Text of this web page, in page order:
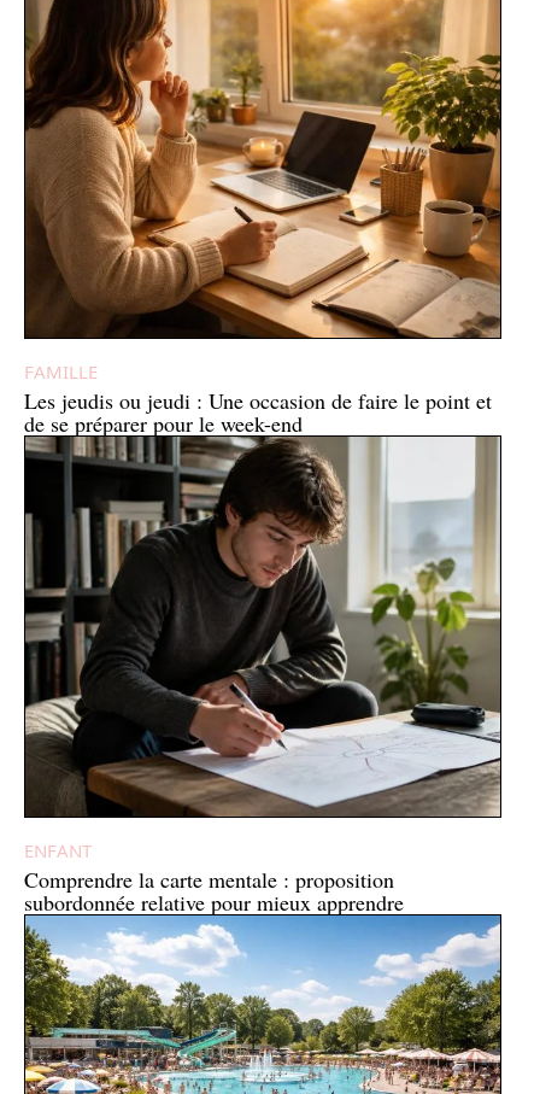
FAMILLE
Les jeudis ou jeudi : Une occasion de faire le point et
de se préparer pour le week-end
ENFANT
Comprendre la carte mentale : proposition
subordonnée relative pour mieux apprendre